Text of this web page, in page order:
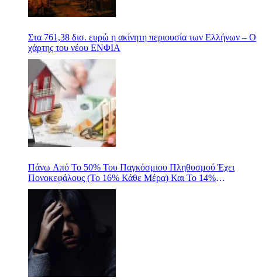
Στα 761,38 δισ. ευρώ η ακίνητη περιουσία των Ελλήνων – Ο
χάρτης του νέου ΕΝΦΙΑ
Πάνω Από Το 50% Του Παγκόσμιου Πληθυσμού Έχει
Πονοκεφάλους (Το 16% Κάθε Μέρα) Και Το 14%
Ημικρανίες- ΓΙΑΤΙ ΑΡΑΓΕ;